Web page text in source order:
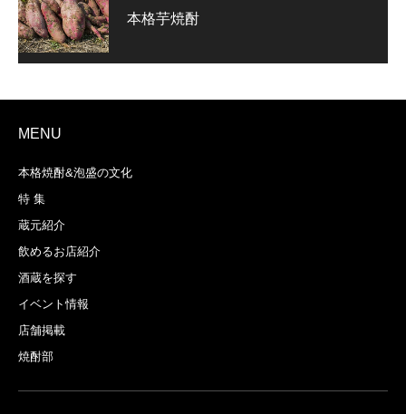
本格芋焼酎
MENU
本格焼酎&泡盛の文化
特 集
蔵元紹介
飲めるお店紹介
酒蔵を探す
イベント情報
店舗掲載
焼酎部